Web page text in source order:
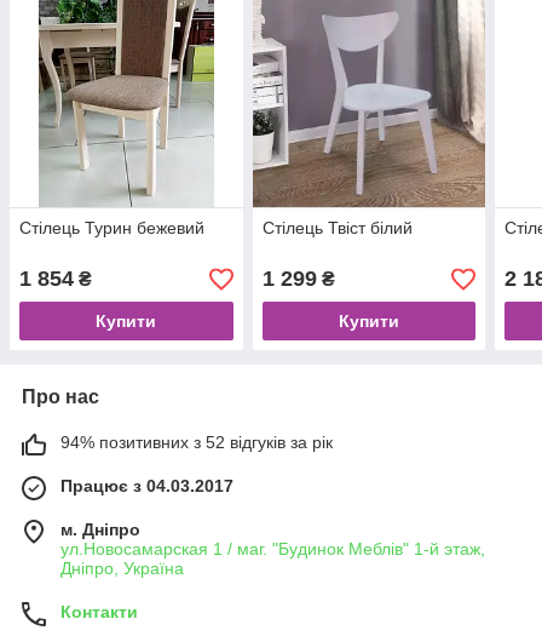
Стілець Турин бежевий
1 854 ₴
Купити
Стілець Твіст білий
1 299₴
Купити
2
Про нас
94% позитивних з 52 відгуків за рік
Працює з 04.03.2017
м. Дніпро
ул.Новосамарская 1 / маг. "Будинок Меблiв" 1-й этаж,
Дніпро, Україна
Контакти